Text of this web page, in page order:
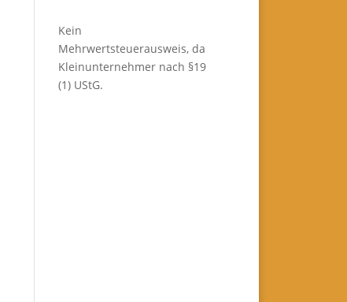
Kein
Mehrwertsteuerausweis, da
Kleinunternehmer nach §19
(1) UStG.